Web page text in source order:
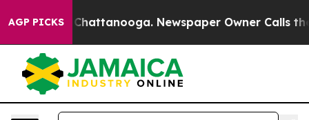
AGP PICKS
in Chattanooga. Newspaper Owner Calls the